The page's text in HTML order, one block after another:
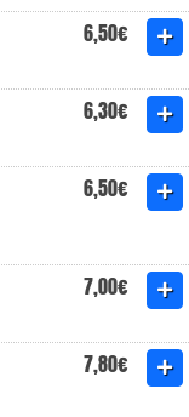
6,50€
6,30€
6,50€
7,00€
7,80€